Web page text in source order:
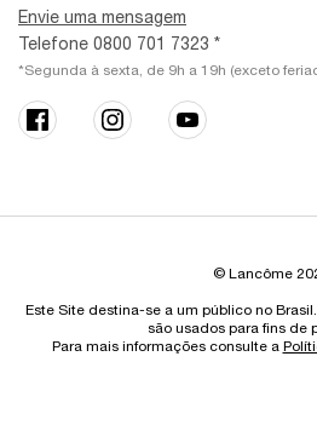
Envie uma mensagem
Telefone 0800 701 7323 *
*Segunda à sexta, de 9h a 19h (exceto
© Lancôme
Este Site destina-se a um público no
são usados para fins de
Para mais informações consulte a